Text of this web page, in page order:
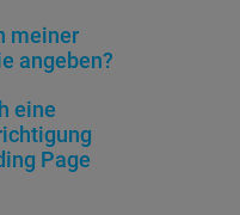
meiner
angeben?
eine
Page